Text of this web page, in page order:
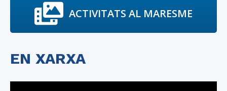
ACTIVITATS AL MARESME
EN XARXA